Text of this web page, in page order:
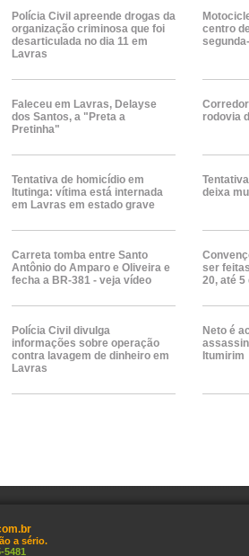
Polícia Civil apreende drogas da
organização criminosa que foi
desarticulada no dia 11 em
Lavras
centro
Faleceu em Lavras, Delayse
dos Santos, a "Preta a
Pretinha"
rodovia
Tentativa de homicídio em
Itutinga: vítima está internada
em Lavras em estado grave
deixa
Carreta tomba entre Santo
Antônio do Amparo e Oliveira e
fecha a BR-381 - veja vídeo
ser
20, até 5
Polícia Civil divulga
informações sobre operação
contra lavagem de dinheiro em
Lavras
Neto é
Itumirim
a sério.
5481